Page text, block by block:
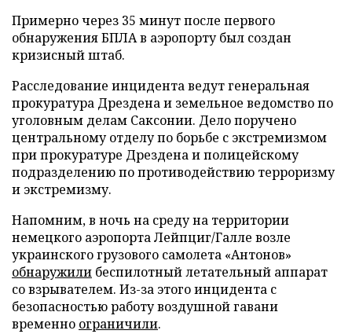
Примерно через 35 минут после первого
обнаружения БПЛА в аэропорту был создан
кризисный штаб.
Расследование инцидента ведут генеральная
прокуратура Дрездена и земельное ведомство по
уголовным делам Саксонии. Дело поручено
центральному отделу по борьбе с экстремизмом
при прокуратуре Дрездена и полицейскому
подразделению по противодействию терроризму
и экстремизму.
Напомним, в ночь на среду на территории
немецкого аэропорта Лейпциг/Галле возле
украинского грузового самолета «Антонов»
обнаружили беспилотный летательный аппарат
со взрывателем. Из-за этого инцидента с
безопасностью работу воздушной гавани
временно ограничили.